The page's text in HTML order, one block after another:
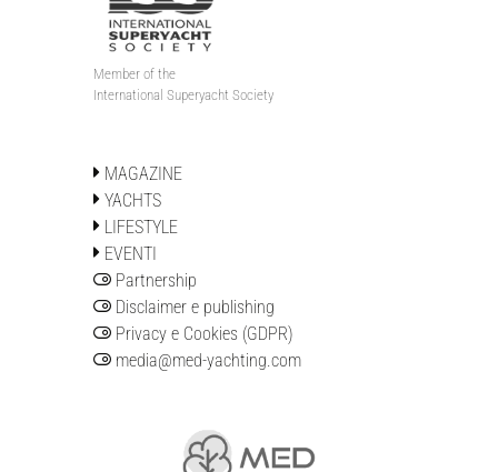
Member of the
International Superyacht Society
MAGAZINE
YACHTS
LIFESTYLE
EVENTI
Partnership
Disclaimer e publishing
Privacy e Cookies (GDPR)
media@med-yachting.com